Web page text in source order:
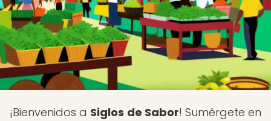
¡Bienvenidos a Siglos de Sabor! Sumérgete en